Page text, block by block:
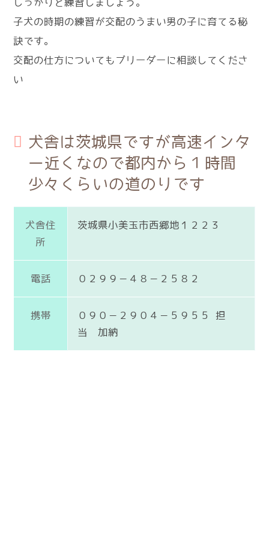
しっかりと練習しましょう。
子犬の時期の練習が交配のうまい男の子に育てる秘
訣です。
交配の仕方についてもブリーダーに相談してくださ
い
犬舎は茨城県ですが高速インタ
ー近くなので都内から１時間
少々くらいの道のりです
犬舎住
所
茨城県小美玉市西郷地１２２３
電話 ０２９９－４８－２５８２
携帯
０９０－２９０４－５９５５ 担
当 加納